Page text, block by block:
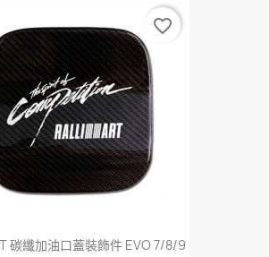
碳纖加油口蓋裝飾件 EVO 7/8/9
favorite_border